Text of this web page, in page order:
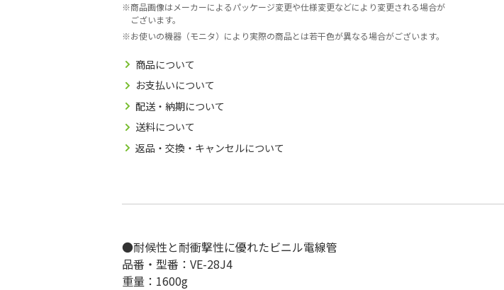
商品画像はメーカーによるパッケージ変更や仕様変更などにより変更される場合が
ございます。
お使いの機器（モニタ）により実際の商品とは若干色が異なる場合がございます。
商品について
お支払いについて
配送・納期について
送料について
返品・交換・キャンセルについて
●耐候性と耐衝撃性に優れたビニル電線管
品番・型番：VE-28J4
重量：1600g